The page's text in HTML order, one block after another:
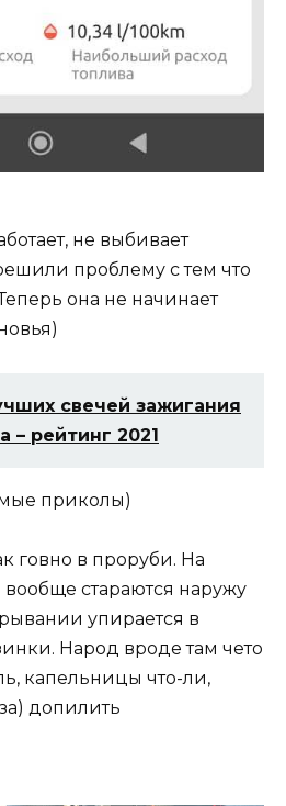
не выбивает
проблему с тем что
она не начинает
свечей зажигания
– рейтинг 2021
приколы)
говно в проруби. На
стараются наружу
упирается в
Народ вроде там чето
капельницы что-ли,
допилить